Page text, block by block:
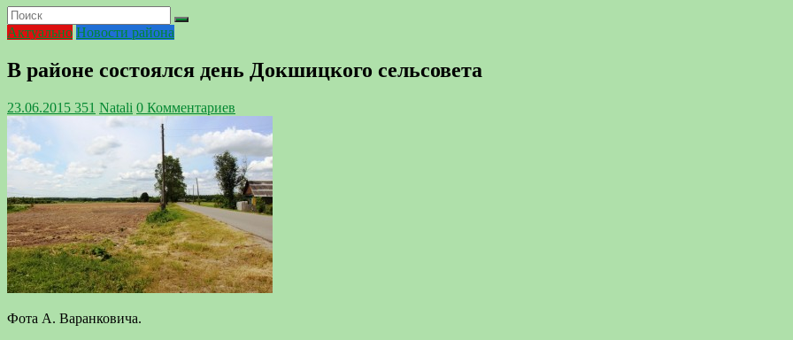
Актуально Новости района
В районе состоялся день Докшицкого сельсовета
23.06.2015 351 Natali 0 Комментариев
Фота А. Варанковича.